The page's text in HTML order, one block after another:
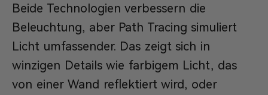
Beide Technologien verbessern die
Beleuchtung, aber Path Tracing simuliert
Licht umfassender. Das zeigt sich in
winzigen Details wie farbigem Licht, das
von einer Wand reflektiert wird, oder